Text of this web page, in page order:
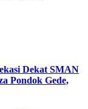
Dekat SMAN
Pondok Gede,